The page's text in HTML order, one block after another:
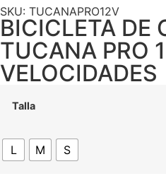
SKU: TUCANAPRO12V
BICICLETA DE
TUCANA PRO
VELOCIDADES
Talla
L M S